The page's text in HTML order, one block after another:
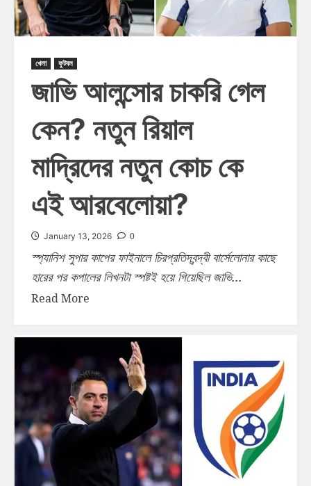
খেলা ফুটবল
জাভি আলন্সোর চাকরি গেল
কেন? নতুন রিয়াল
মাদ্রিদের নতুন কোচ কে
এই আরবেলোয়া?
January 13, 2026 0
স্প্যানিশ সুপার কাপের ফাইনালে চিরপ্রতিদ্বন্দ্বী বার্সেলোনার কাছে
হারের পর কপালের লিখনটা স্পষ্টই হয়ে গিয়েছিল জাভি...
Read More